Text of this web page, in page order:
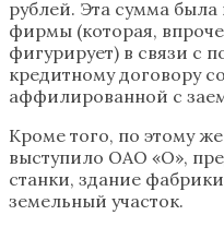
рублей. Эта сумма была
фирмы (которая,
фигурирует) в связи с
кредитному договору
аффилированной с
Кроме того, по этому
выступило ОАО «О»,
станки, здание
земельный участок.